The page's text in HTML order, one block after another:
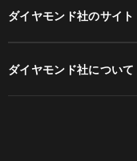
ダイヤモンド社のサイト
ダイヤモンド社について